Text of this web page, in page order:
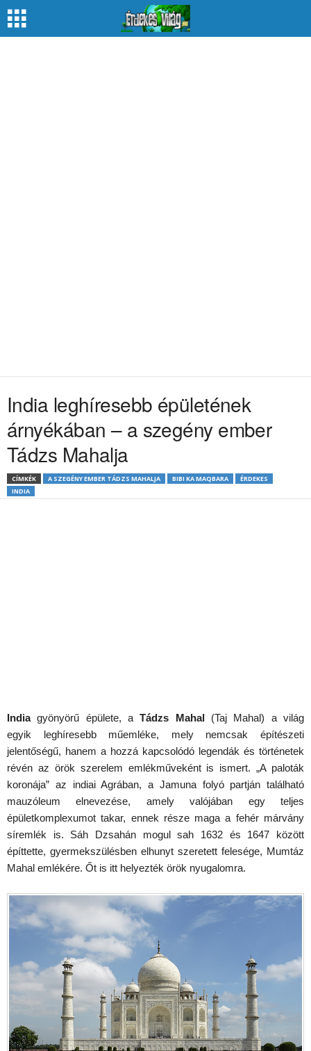
India leghíresebb épületének
árnyékában – a szegény ember
Tádzs Mahalja
CÍMKÉK A SZEGÉNY EMBER TÁDZS MAHALJA BIBI KA MAQBARA
ÉRDEKES
INDIA
Indiagyönyörű épülete, aTádzs Mahal(Taj Mahal) a világ
egyik leghíresebb műemléke, mely nemcsak építészeti
jelentőségű, hanem a hozzá kapcsolódó legendák és történetek
révén az örök szerelem emlékműveként is ismert. „A paloták
koronája” az indiai Agrában, a Jamuna folyó partján található
mauzóleum elnevezése, amely valójában egy teljes
épületkomplexumot takar, ennek része maga a fehér márvány
síremlék is. Sáh Dzsahán mogul sah 1632 és 1647 között
építtette, gyermekszülésben elhunyt szeretett felesége, Mumtáz
Mahal emlékére. Őt is itt helyezték örök nyugalomra.